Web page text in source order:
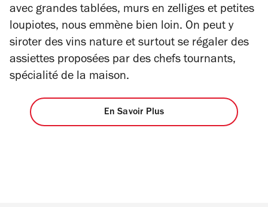
avec grandes tablées, murs en zelliges et petites
loupiotes, nous emmène bien loin. On peut y
siroter des vins nature et surtout se régaler des
assiettes proposées par des chefs tournants,
spécialité de la maison.
En Savoir Plus